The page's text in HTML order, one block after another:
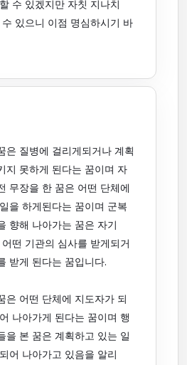
수 있겠지만 자칫 지나치
있으니 이점 명심하시기 바
은 질병에 걸리게되거나 계획
지 못하게 된다는 꿈이며 자
무장을 한 꿈은 어떤 단체에
을 하게된다는 꿈이며 군복
향해 나아가는 꿈은 자기
떤 기관의 심사를 받게되거
받게 된다는 꿈입니다.
은 어떤 단체에 지도자가 되
나아가게 된다는 꿈이며 행
을 본 꿈은 계획하고 있는 일
어 나아가고 있음을 알리